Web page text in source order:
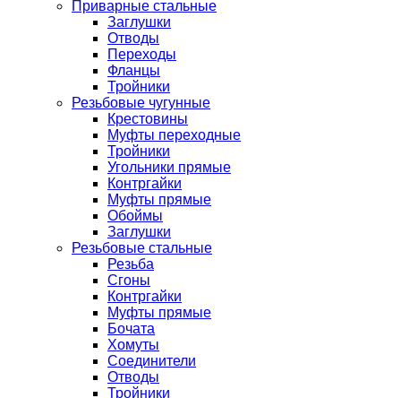
Приварные стальные
Заглушки
Отводы
Переходы
Фланцы
Тройники
Резьбовые чугунные
Крестовины
Муфты переходные
Тройники
Угольники прямые
Контргайки
Муфты прямые
Обоймы
Заглушки
Резьбовые стальные
Резьба
Сгоны
Контргайки
Муфты прямые
Бочата
Хомуты
Соединители
Отводы
Тройники